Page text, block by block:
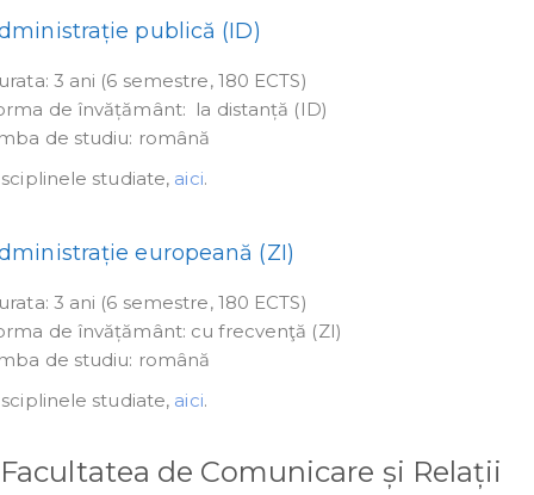
publică (ID)
3 ani (6 semestre, 180 ECTS)
de învățământ: la distanță (ID)
de studiu: română
studiate, aici.
europeană (ZI)
3 ani (6 semestre, 180 ECTS)
de învățământ: cu frecvenţă (ZI)
de studiu: română
studiate, aici.
Facultatea de Comunicare și Relații